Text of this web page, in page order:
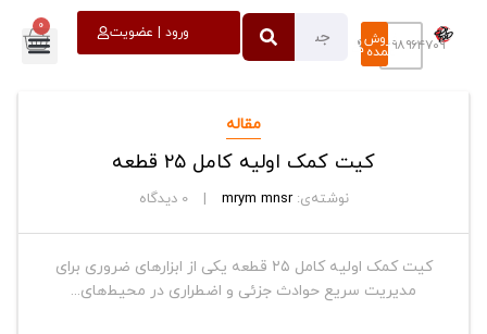
۰۹۳۹۸۹۶۴۷۰۹
فروش
عمده
ورود | عضویت 0
مقاله
کیت کمک اولیه کامل ۲۵ قطعه
نوشته‌ی: mrym mnsr دیدگاه
کیت کمک اولیه کامل ۲۵ قطعه یکی از ابزارهای ضروری برای
مدیریت سریع حوادث جزئی و اضطراری در محیط‌های...